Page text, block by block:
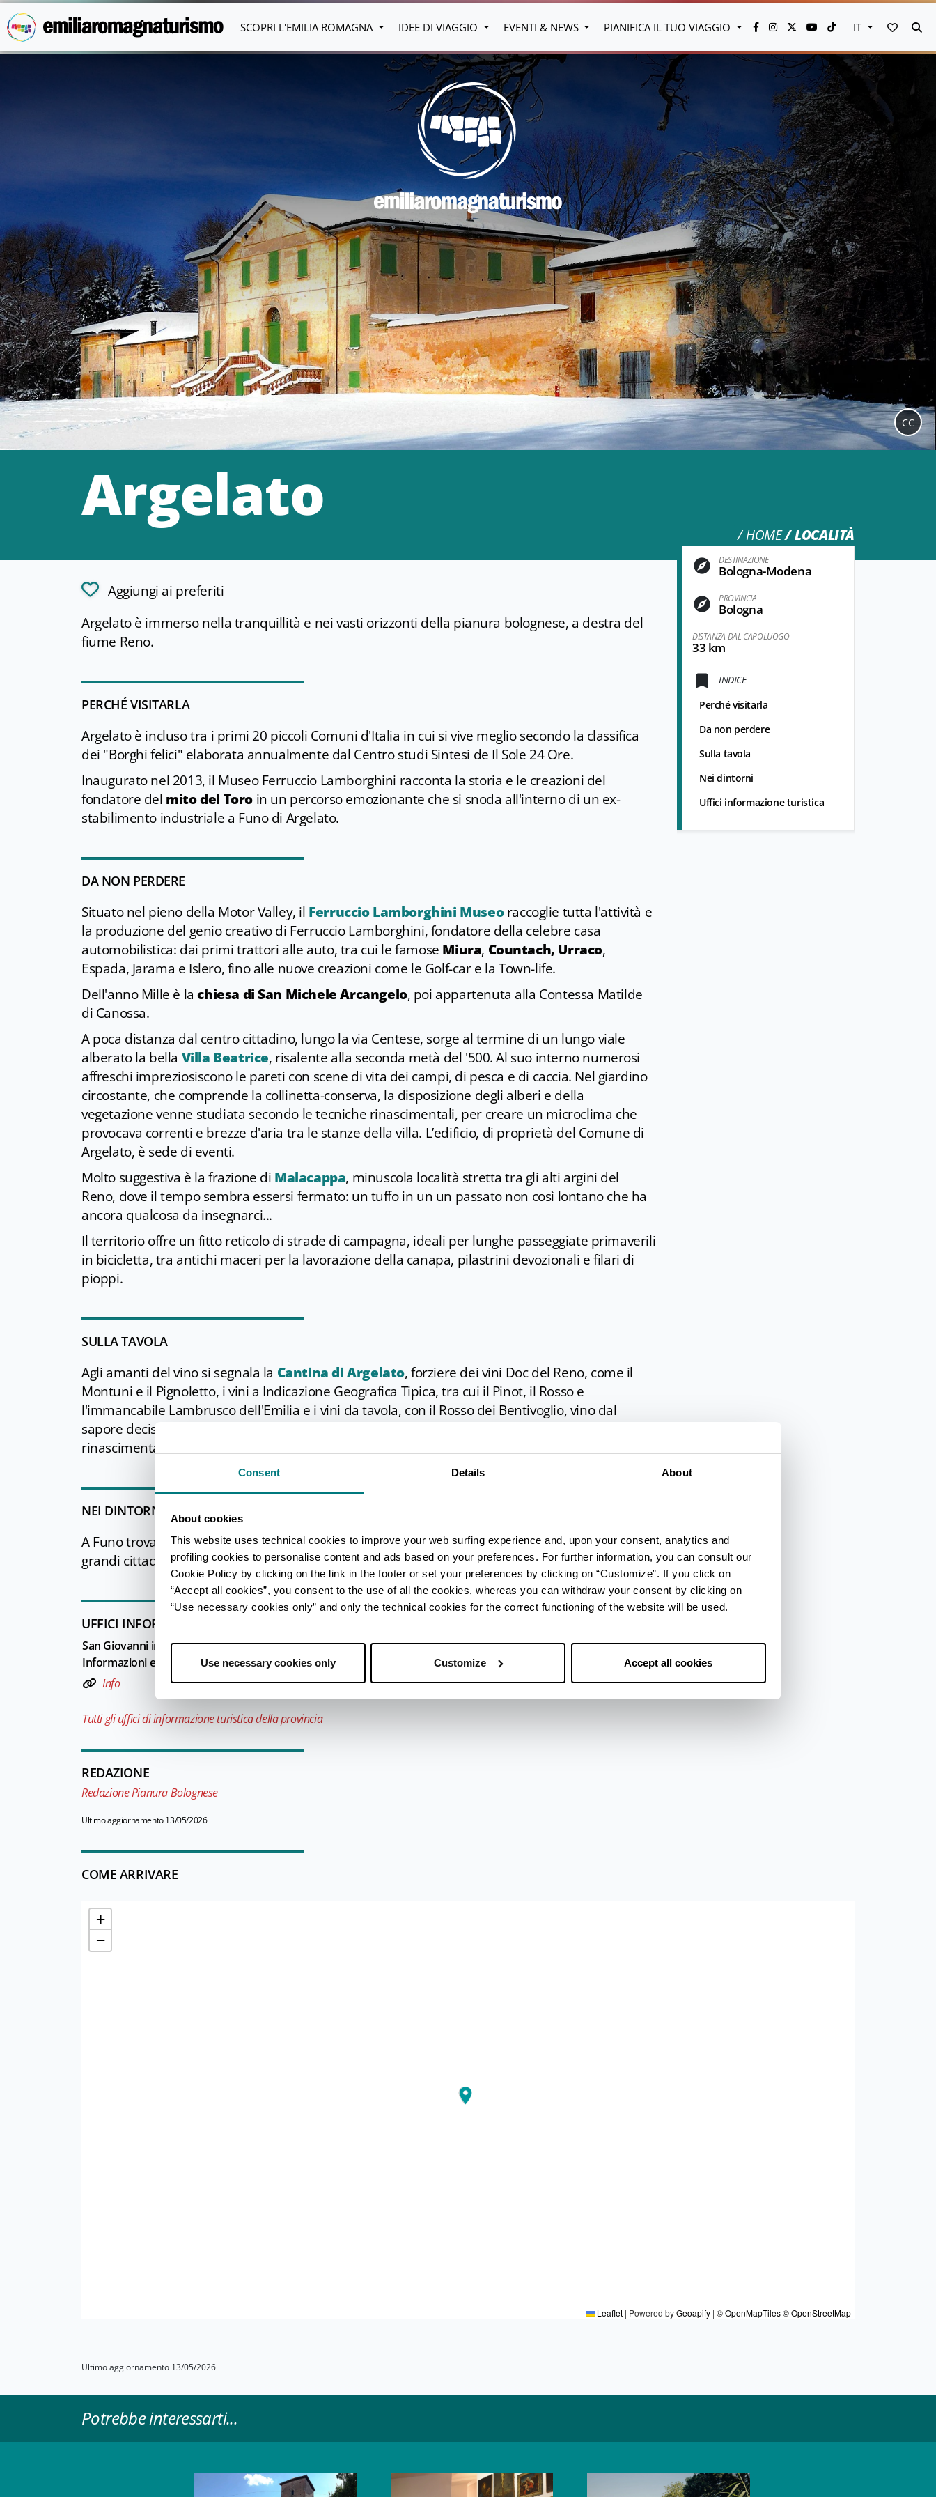
Consent Details About
About cookies
This website uses technical cookies to improve your web surfing experience and, upon your consent, analytics and
profiling cookies to personalise content and ads based on your preferences. For further information, you can consult our
Cookie Policy by clicking on the link in the footer or set your preferences by clicking on “Customize”. If you click on
“Accept all cookies”, you consent to the use of all the cookies, whereas you can withdraw your consent by clicking on
“Use necessary cookies only” and only the technical cookies for the correct functioning of the website will be used.
Use necessary cookies only Customize Accept all cookies
Vai al contenuto principale
SCOPRI L'EMILIA ROMAGNA IDEE DI VIAGGIO EVENTI & NEWS PIANIFICA IL TUO VIAGGIO IT VAI AI
Argelato
HOME LOCALITÀ
CC
DESTINAZIONE
Bologna-Modena
PROVINCIA
Bologna
DISTANZA DAL CAPOLUOGO
33 km
INDICE
Perché visitarla
Da non perdere
Sulla tavola
Nei dintorni
Uffici informazione turistica
Aggiungi ai preferiti
Argelato è immerso nella tranquillità e nei vasti orizzonti della pianura bolognese, a destra del
fiume Reno.
PERCHÉ VISITARLA
Argelato è incluso tra i primi 20 piccoli Comuni d'Italia in cui si vive meglio secondo la classifica
dei "Borghi felici" elaborata annualmente dal Centro studi Sintesi de Il Sole 24 Ore.
Inaugurato nel 2013, il Museo Ferruccio Lamborghini racconta la storia e le creazioni del
fondatore del mito del Toroin un percorso emozionante che si snoda all'interno di un ex-
stabilimento industriale a Funo di Argelato.
DA NON PERDERE
Situato nel pieno della Motor Valley, il Ferruccio Lamborghini Museoraccoglie tutta l'attività e
la produzione del genio creativo di Ferruccio Lamborghini, fondatore della celebre casa
automobilistica: dai primi trattori alle auto, tra cui le famose Miura, Countach, Urraco,
Espada, Jarama e Islero, fino alle nuove creazioni come le Golf-car e la Town-life.
Dell'anno Mille è lachiesa di San Michele Arcangelo, poi appartenuta alla Contessa Matilde
di Canossa.
A poca distanza dal centro cittadino, lungo la via Centese, sorge al termine di un lungo viale
alberato la bella Villa Beatrice, risalente alla seconda metà del '500. Al suo interno numerosi
affreschi impreziosiscono le pareti con scene di vita dei campi, di pesca e di caccia. Nel giardino
circostante, che comprende la collinetta-conserva, la disposizione degli alberi e della
vegetazione venne studiata secondo le tecniche rinascimentali, per creare un microclima che
provocava correnti e brezze d'aria tra le stanze della villa. L’edificio, di proprietà del Comune di
Argelato, è sede di eventi.
Molto suggestiva è la frazione di Malacappa, minuscola località stretta tra gli alti argini del
Reno, dove il tempo sembra essersi fermato: un tuffo in un un passato non così lontano che ha
ancora qualcosa da insegnarci...
Il territorio offre un fitto reticolo di strade di campagna, ideali per lunghe passeggiate primaverili
in bicicletta, tra antichi maceri per la lavorazione della canapa, pilastrini devozionali e filari di
pioppi.
SULLA TAVOLA
Agli amanti del vino si segnala la Cantina di Argelato, forziere dei vini Doc del Reno, come il
Montuni e il Pignoletto, i vini a Indicazione Geografica Tipica, tra cui il Pinot, il Rosso e
l'immancabile Lambrusco dell'Emilia e i vini da tavola, con il Rosso dei Bentivoglio, vino dal
sapore deciso che prende il nome dalla terra di origine degli antichi Signori della Bologna
rinascimentale.
NEI DINTORNI
A Funo trovano sede importanti infrastrutture come l'Interporto e il CenterGross, una delle più
grandi cittadelle di vendita all'ingrosso d'Europa.
UFFICI INFORMAZIONE TURISTICA
San Giovanni in Persiceto e Pianura bolognese - Ufficio
Informazioni e Accoglienza Turistica (IAT-R)
Info
Tutti gli uffici di informazione turistica della provincia
REDAZIONE
Redazione Pianura Bolognese
Ultimo aggiornamento 13/05/2026
COME ARRIVARE
+
−
Leaflet | Powered byGeoapify | © OpenMapTiles© OpenStreetMap
Ultimo aggiornamento 13/05/2026
Potrebbe interessarti...